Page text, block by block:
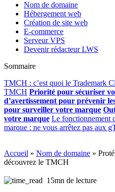
Nom de domaine
Hébergement web
Création de site web
E-commerce
Serveur VPS
Devenir rédacteur LWS
Sommaire
TMCH : c’est quoi le Trademark
TMCH Priorité pour sécuriser
d’avertissement pour prévenir
pour surveiller votre marque
votre marque Le fonctionnement
marque : ne vous arrêtez pas aux
Accueil » Nom de domaine »
découvrez le TMCH
15mn de lecture